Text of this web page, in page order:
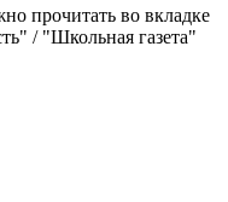
прочитать во вкладке
/ "Школьная газета"